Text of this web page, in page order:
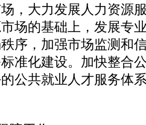
，大力发展人力资源
场的基础上，发展专
序，加强市场监测和
准化建设。加快整合
公共就业人才服务体